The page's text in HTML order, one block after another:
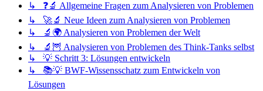
↳ ❓🔬 Allgemeine Fragen zum Analysieren von Problemen
↳ 🚀🔬 Neue Ideen zum Analysieren von Problemen
↳ 🔬🌍 Analysieren von Problemen der Welt
↳ 🔬🦉 Analysieren von Problemen des Think-Tanks selbst
↳ 💡 Schritt 3: Lösungen entwickeln
↳ 📚💡 BWF-Wissensschatz zum Entwickeln von
Lösungen